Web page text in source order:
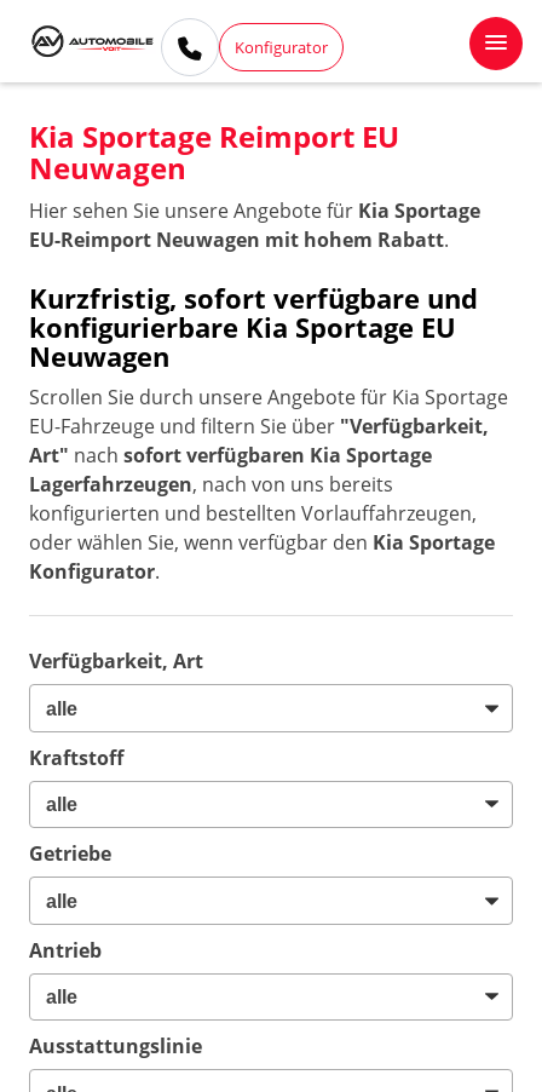
Konfigurator
Kia Sportage Reimport EU
Neuwagen
Hier sehen Sie unsere Angebote für Kia Sportage
EU-Reimport Neuwagen mit hohem Rabatt.
Kurzfristig, sofort verfügbare und
konfigurierbare Kia Sportage EU
Neuwagen
Scrollen Sie durch unsere Angebote für Kia Sportage
EU-Fahrzeuge und filtern Sie über "Verfügbarkeit,
Art" nach sofort verfügbaren Kia Sportage
Lagerfahrzeugen, nach von uns bereits
konfigurierten und bestellten Vorlauffahrzeugen,
oder wählen Sie, wenn verfügbar den Kia Sportage
Konfigurator.
Verfügbarkeit, Art
Kraftstoff
Getriebe
Antrieb
Ausstattungslinie